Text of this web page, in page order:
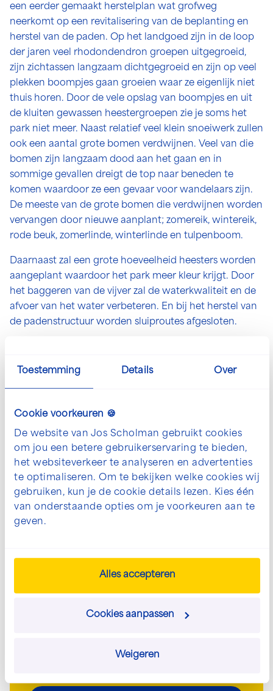
Toestemming Details Over
Cookie voorkeuren 🍪
De website van Jos Scholman gebruikt cookies
om jou een betere gebruikerservaring te bieden,
het websiteverkeer te analyseren en advertenties
te optimaliseren. Om te bekijken welke cookies wij
gebruiken, kun je de cookie details lezen. Kies één
van onderstaande opties om je voorkeuren aan te
geven.
Alles accepteren
Cookies aanpassen
Weigeren
een eerder gemaakt herstelplan wat grofweg
neerkomt op een revitalisering van de beplanting en
herstel van de paden. Op het landgoed zijn in de loop
der jaren veel rhodondendron groepen uitgegroeid,
zijn zichtassen langzaam dichtgegroeid en zijn op veel
plekken boompjes gaan groeien waar ze eigenlijk niet
thuis horen. Door de vele opslag van boompjes en uit
de kluiten gewassen heestergroepen zie je soms het
park niet meer. Naast relatief veel klein snoeiwerk zullen
ook een aantal grote bomen verdwijnen. Veel van die
bomen zijn langzaam dood aan het gaan en in
sommige gevallen dreigt de top naar beneden te
komen waardoor ze een gevaar voor wandelaars zijn.
De meeste van de grote bomen die verdwijnen worden
vervangen door nieuwe aanplant; zomereik, wintereik,
rode beuk, zomerlinde, winterlinde en tulpenboom.
Daarnaast zal een grote hoeveelheid heesters worden
aangeplant waardoor het park meer kleur krijgt. Door
het baggeren van de vijver zal de waterkwaliteit en de
afvoer van het water verbeteren. En bij het herstel van
de padenstructuur worden sluiproutes afgesloten.
We denken graag met je mee. Neem contact
met ons op om jouw wensen te bespreken.
030 - 60 44 282